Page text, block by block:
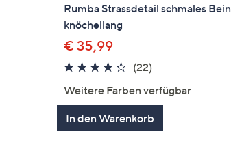
Rumba Strassdetail schmales Bein
knöchellang
€ 35,99
4.3
5
(22)22
Weitere Farben verfügbar
In den Warenkorb